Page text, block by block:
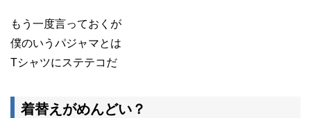
もう一度言っておくが
僕のいうパジャマとは
Tシャツにステテコだ
着替えがめんどい？